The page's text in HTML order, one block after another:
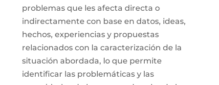
problemas que les afecta directa o
indirectamente con base en datos, ideas,
hechos, experiencias y propuestas
relacionados con la caracterización de la
situación abordada, lo que permite
identificar las problemáticas y las